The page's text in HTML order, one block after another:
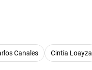
Canales Cintia Loayza